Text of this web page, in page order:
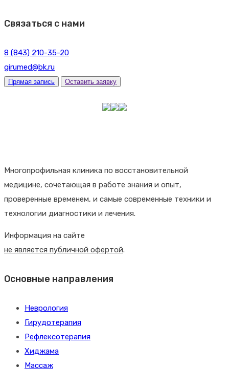
Связаться с нами
8 (843) 210-35-20
girumed@bk.ru
Прямая запись Оставить заявку
Многопрофильная клиника по восстановительной
медицине, сочетающая в работе знания и опыт,
проверенные временем, и самые современные техники и
технологии диагностики и лечения.
Информация на сайте
не является публичной офертой.
Основные направления
Неврология
Гирудотерапия
Рефлексотерапия
Хиджама
Массаж